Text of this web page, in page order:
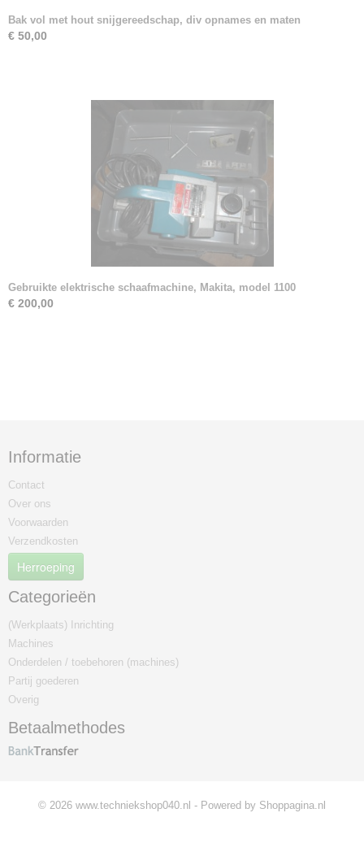
Bak vol met hout snijgereedschap, div opnames en maten
€ 50,00
Gebruikte elektrische schaafmachine, Makita, model 1100
€ 200,00
Informatie
Contact
Over ons
Voorwaarden
Verzendkosten
Herroeping
Categorieën
(Werkplaats) Inrichting
Machines
Onderdelen / toebehoren (machines)
Partij goederen
Overig
Betaalmethodes
© 2026 www.techniekshop040.nl - Powered by Shoppagina.nl